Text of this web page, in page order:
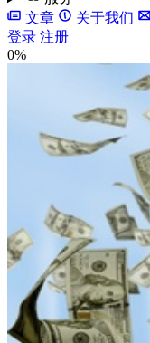
文章
关于我们
登录 注册
0%